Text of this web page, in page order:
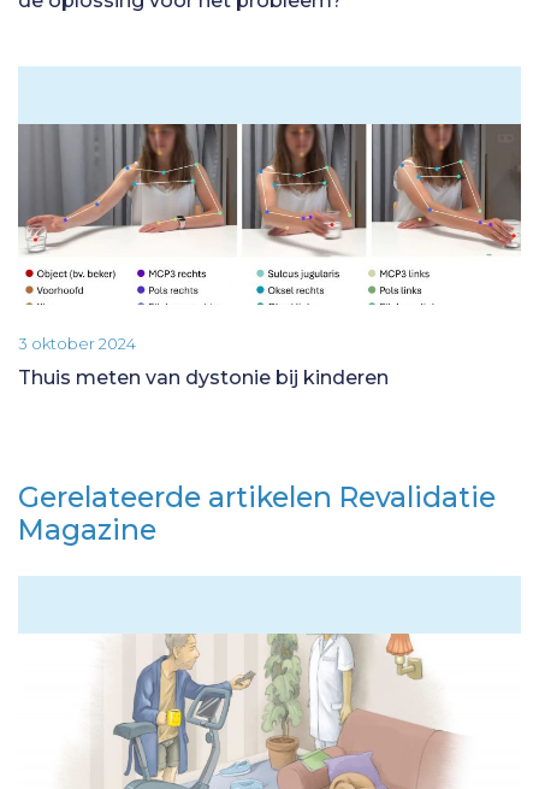
3 oktober 2024
Thuis meten van dystonie bij kinderen
Gerelateerde artikelen Revalidatie
Magazine